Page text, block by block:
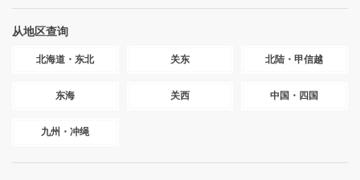
从地区查询
北海道・东北 关东 北陆・甲信越
东海 关西 中国・四国
九州・冲绳